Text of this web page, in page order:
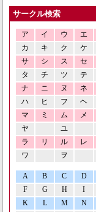
サークル検索
ア イ ウ エ
カ
キ ク ケ
サ
シ ス セ
タ
チ ツ テ
ナ
ニ ヌ ネ
ハ
ヒ フ ヘ
マ
ミ ム メ
ヤ
ユ
ラ
リ ル レ
ワ
ヲ
A B C D
F
G H I
K
L M N